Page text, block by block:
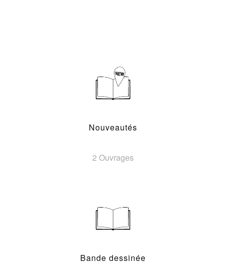
Nouveautés
2 Ouvrages
Bande dessinée